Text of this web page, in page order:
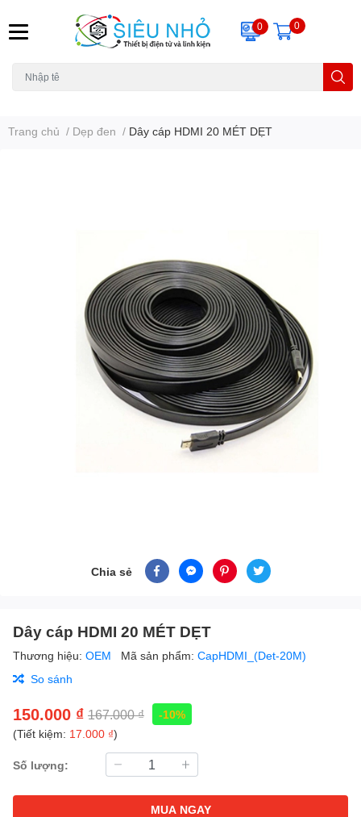
0 0
Trang chủ / Dẹp đen / Dây cáp HDMI 20 MÉT DẸT
Chia sẻ
Dây cáp HDMI 20 MÉT DẸT
Thương hiệu: OEM Mã sản phẩm: CapHDMI_(Det-20M)
So sánh
150.000 ₫ 167.000 ₫
-10%
(Tiết kiệm: 17.000 ₫)
Số lượng:
MUA NGAY